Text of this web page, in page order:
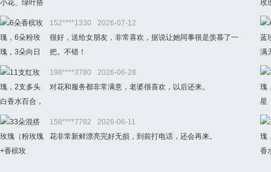
152****1330
2026-07-12
很好，送给女朋友，非常喜欢，据说让她同事很是羡慕了一
把。不错！
198****3780
2026-06-28
对花和服务都非常满意，老婆很喜欢，以后还来。
158****7782
2026-06-11
花非常新鲜漂亮完好无损，到前打电话，还会再来。